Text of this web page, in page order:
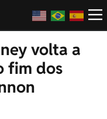
volta a
fim dos